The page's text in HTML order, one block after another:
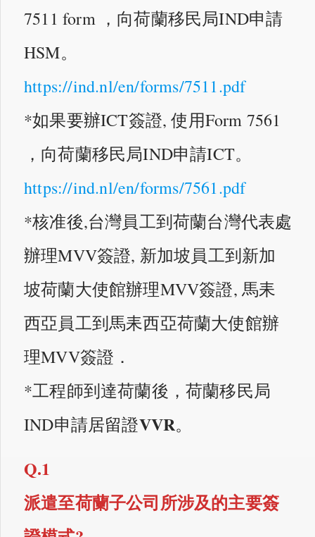
7511 form ，向荷蘭移民局IND申請
HSM。
https://ind.nl/en/forms/7511.pdf
*如果要辦ICT簽證, 使用Form 7561
，向荷蘭移民局IND申請ICT。
https://ind.nl/en/forms/7561.pdf
*核准後,台灣員工到荷蘭台灣代表處
辦理MVV簽證, 新加坡員工到新加
坡荷蘭大使館辦理MVV簽證, 馬耒
西亞員工到馬耒西亞荷蘭大使館辦
理MVV簽證．
*工程師到達荷蘭後，荷蘭移民局
IND申請居留證VVR。
Q.1
派遣至荷蘭子公司所涉及的主要簽